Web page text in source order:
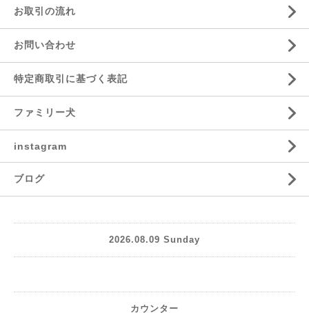
お取引の流れ
お問い合わせ
特定商取引に基づく表記
ファミリー犬
instagram
ブログ
2026.08.09 Sunday
カウンター